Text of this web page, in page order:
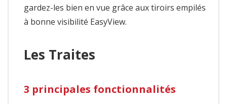
gardez-les bien en vue grâce aux tiroirs empilés
à bonne visibilité EasyView.
Les Traites
3 principales fonctionnalités